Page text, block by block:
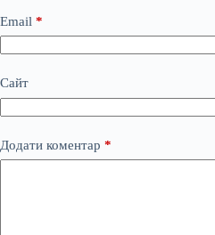
Email *
Сайт
Додати коментар *